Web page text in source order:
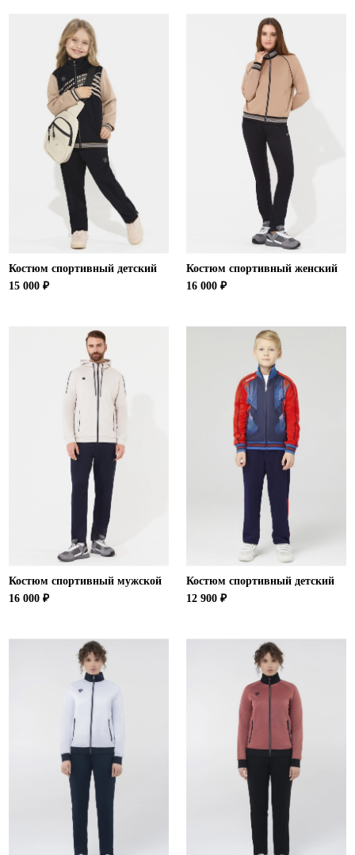
Костюм спортивный детский
15 000 ₽
Костюм спортивный женский
16 000 ₽
Костюм спортивный мужской
16 000 ₽
Костюм спортивный детский
12 900 ₽